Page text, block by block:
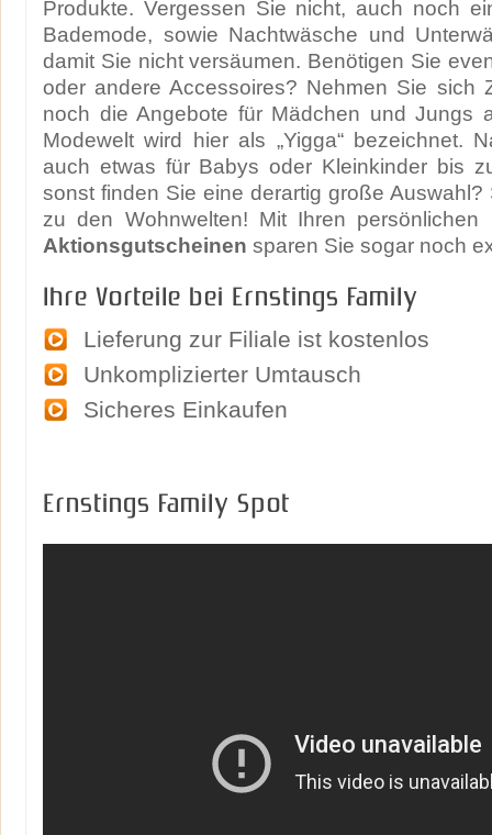
Produkte. Vergessen Sie nicht, auch noch
Bademode, sowie Nachtwäsche und
damit Sie nicht versäumen. Benötigen Sie
oder andere Accessoires? Nehmen Sie sich
noch die Angebote für Mädchen und Jungs
Modewelt wird hier als „Yigga“ bezeichnet.
auch etwas für Babys oder Kleinkinder bis
sonst finden Sie eine derartig große
zu den Wohnwelten! Mit Ihren persönlichen
Aktionsgutscheinen sparen Sie sogar noch
Ihre Vorteile bei Ernstings Family
Lieferung zur Filiale ist kostenlos
Unkomplizierter Umtausch
Sicheres Einkaufen
Ernstings Family Spot